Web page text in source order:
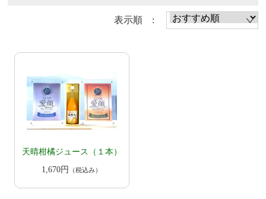
表示順 :
天晴柑橘ジュース（１本）
1,670円
（税込み）